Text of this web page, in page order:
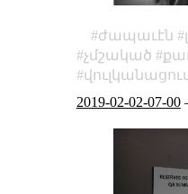
ժապաւէն
չմշակած
2019-02-02-07-00